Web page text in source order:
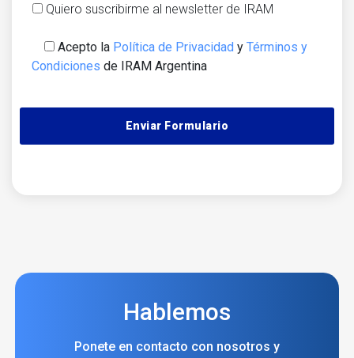
Quiero suscribirme al newsletter de IRAM
Acepto la Política de Privacidad y Términos y
Condiciones de IRAM Argentina
Hablemos
Ponete en contacto con nosotros y